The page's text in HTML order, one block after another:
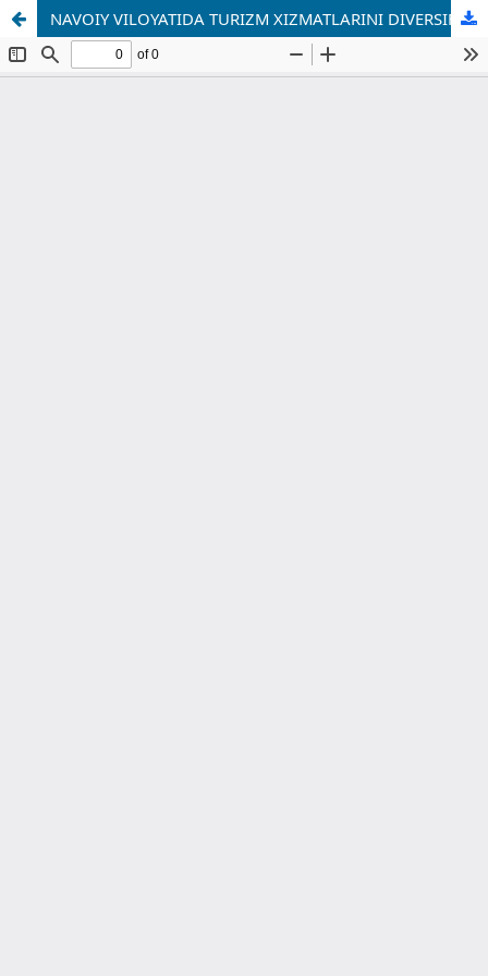
NAVOIY VILOYATIDA TURIZM XIZMATLARINI DIVERSIFIKATSIYA QILISH